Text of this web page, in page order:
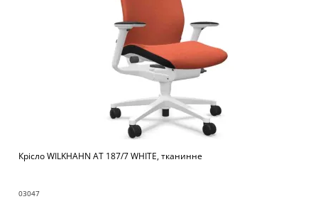
Крісло WILKHAHN AT 187/7 WHITE, тканинне
03047